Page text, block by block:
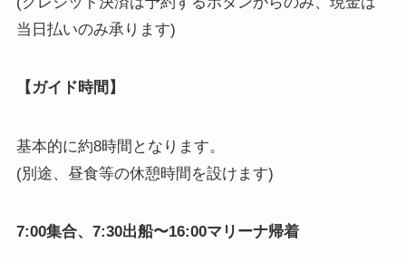
当日払いのみ承ります)
【ガイド時間】
基本的に約8時間となります。
(別途、昼食等の休憩時間を設けます)
7:00集合、7:30出船〜16:00マリーナ帰着